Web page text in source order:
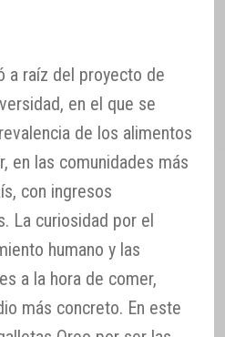
a raíz del proyecto de
en el que se
de los alimentos
en las comunidades más
con ingresos
La curiosidad por el
humano y las
a la hora de comer,
más concreto. En este